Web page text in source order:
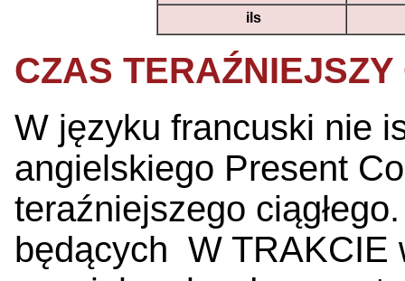
ils
CZAS
W języku francuski nie
angielskiego Present
teraźniejszego
będących W TRAKCIE